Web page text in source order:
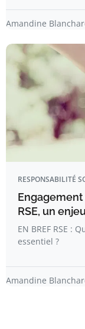
Amandine
RESPONSABILITÉ
RSE, un
EN BREF RSE :
essentiel ?
Amandine